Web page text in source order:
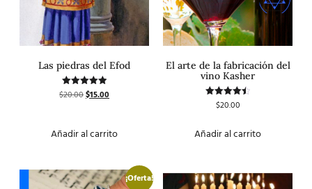
Las piedras del Efod
Valorado
con
$20.00$15.00
Añadir al carrito
El arte de la fabricación del
vino Kasher
Valorado
$20.00
Añadir al carrito
¡Oferta!